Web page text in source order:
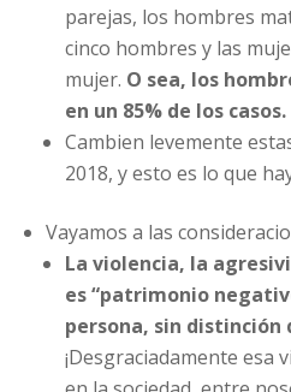
parejas, los hombres
cinco hombres y las
mujer. O sea, los
en un 85% de los casos.
Cambien levemente
2018, y esto es lo que
Vayamos a las
La violencia, la
es “patrimonio
persona, sin
¡Desgraciadamente esa